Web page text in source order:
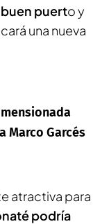
puerto y
una nueva
Marco Garcés
atractiva para
podría